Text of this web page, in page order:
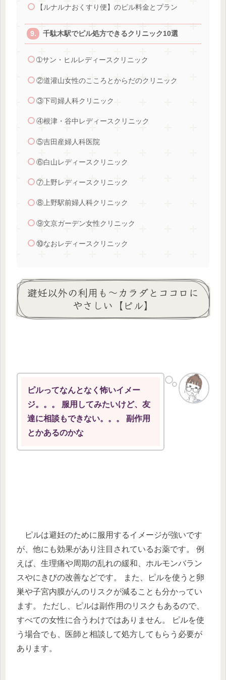
【ルナルナおくすり便】のピル料金とプラン
千駄木駅でピル処方できるクリニック10選
➀サン・ヒルレディースクリニック
②道灌山女性のこころとからだのクリニック
③下司婦人科クリニック
④根津・谷中レディースクリニック
⑤吉田産婦人科医院
⑥白山レディースクリニック
⑦上野レディースクリニック
⑧上野駅前婦人科クリニック
⑨文京ガーデン女性クリニック
⑩なおレディースクリニック
避妊以外の利用も～カラダとココロに
やさしい【ピル】
ピルってなんとなく怖いイメー
ジ。。。 服用してみたいけど、友
達に相談もできない。。。 副作用
とかあるのかな
ピルは避妊のために服用するイメージが強いです
が、他にも効果があり注目されているお薬です。 例
えば、生理痛や周期の乱れの緩和、ホルモンバラン
スやにきびの改善などです。 また、ピルを使うと卵
巣や子宮内膜がんのリスクが減ることも分かってい
ます。 ただし、ピルは副作用のリスクもあるので、
すべての女性に合うわけではありません。 ピルを使
う場合でも、医師と相談して処方してもらう必要が
あります。